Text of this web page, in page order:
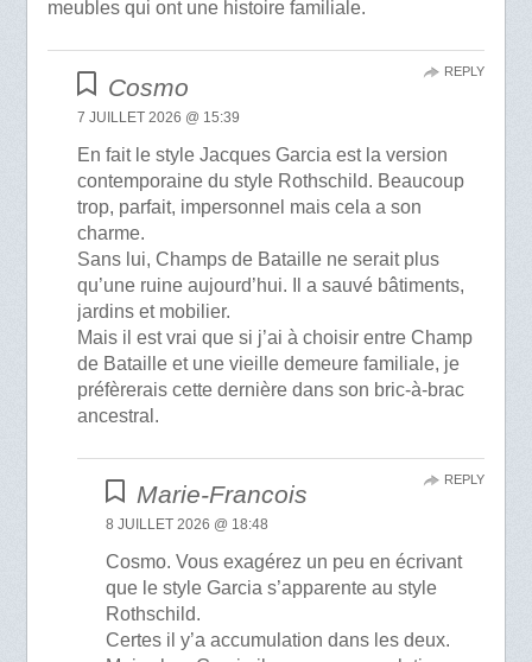
meubles qui ont une histoire familiale.
Cosmo
7 JUILLET 2026 @ 15:39
En fait le style Jacques Garcia est la version
contemporaine du style Rothschild. Beaucoup
trop, parfait, impersonnel mais cela a son
charme.
Sans lui, Champs de Bataille ne serait plus
qu’une ruine aujourd’hui. Il a sauvé bâtiments,
jardins et mobilier.
Mais il est vrai que si j’ai à choisir entre Champ
de Bataille et une vieille demeure familiale, je
préfèrerais cette dernière dans son bric-à-brac
ancestral.
REPLY
Marie-Francois
8 JUILLET 2026 @ 18:48
Cosmo. Vous exagérez un peu en écrivant
que le style Garcia s’apparente au style
Rothschild.
Certes il y’a accumulation dans les deux.
REPLY